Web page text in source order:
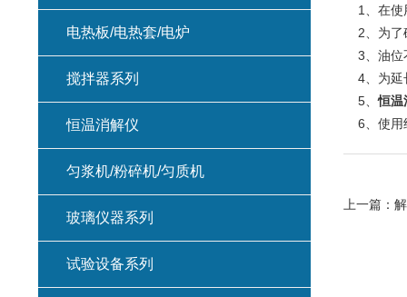
1、在使
2、为了
3、油位
4、为延
5、恒温
6、使用
上一篇：
电热板/电热套/电炉
搅拌器系列
恒温消解仪
匀浆机/粉碎机/匀质机
玻璃仪器系列
试验设备系列